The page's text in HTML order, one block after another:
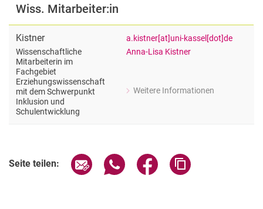
Wiss. Mitarbeiter:in
Kistner
Wissenschaftliche
Mitarbeiterin im
Fachgebiet
Erziehungswissenschaft
mit dem Schwerpunkt
Inklusion und
Schulentwicklung
a.kistner[at]uni-kassel[dot]de
Anna-Lisa Kistner
Weitere Informationen
zu Kistner
Seite teilen: Seite über E-Mail teilen
Seite über WhatsApp teilen
Seite über Facebook